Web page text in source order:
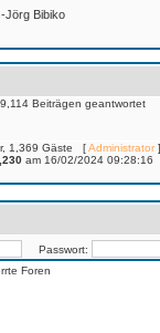
Jörg Bibiko
Beiträgen geantwortet
1,369 Gäste [Administrator
am 16/02/2024 09:28:16
Passwort:
Foren